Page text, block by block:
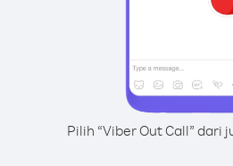
Pilih “Viber Out Call” dari